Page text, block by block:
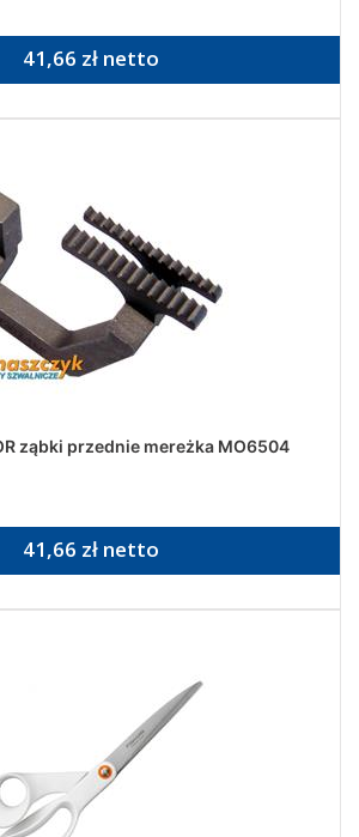
41,66 zł netto
ząbki przednie mereżka MO6504
41,66 zł netto